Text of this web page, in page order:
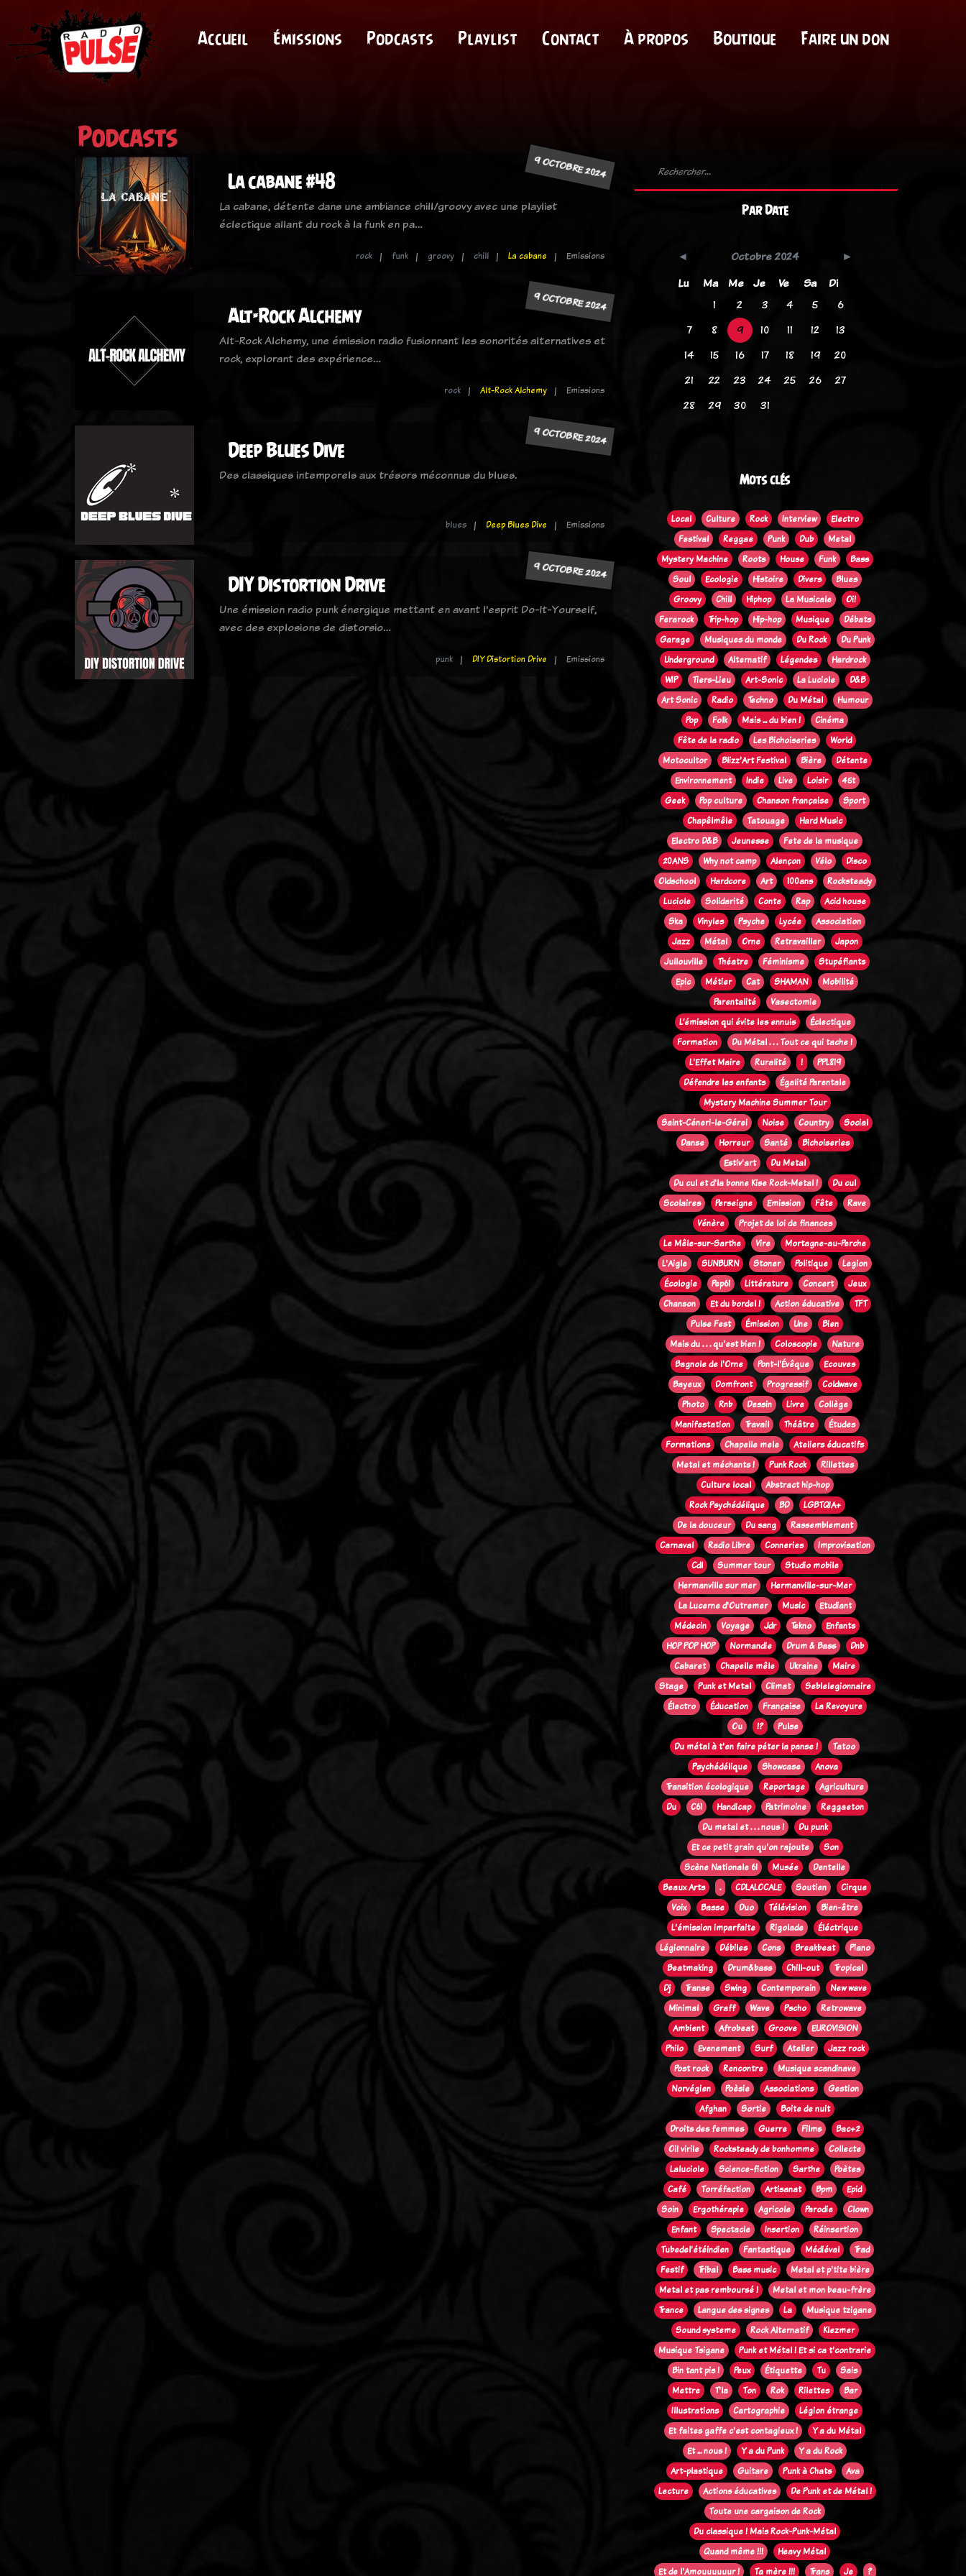
Accueil Émissions Podcasts Playlist Contact À propos Boutique Faire un don
Podcasts
9 OCTOBRE 2024
La cabane #48
La cabane, détente dans une ambiance chill/groovy avec une playlist
éclectique allant du rock à la funk en pa…
rock funk groovy chill La cabane Emissions
9 OCTOBRE 2024
Alt-Rock Alchemy
Alt-Rock Alchemy, une émission radio fusionnant les sonorités alternatives et
rock, explorant des expérience…
rock Alt-Rock Alchemy Emissions
9 OCTOBRE 2024
Deep Blues Dive
Des classiques intemporels aux trésors méconnus du blues.
blues Deep Blues Dive Emissions
9 OCTOBRE 2024
DIY Distortion Drive
Une émission radio punk énergique mettant en avant l'esprit Do-It-Yourself,
avec des explosions de distorsio…
punk DIY Distortion Drive Emissions
Par Date
Octobre 2024
Lu
Ma Me Je Ve Sa
Di
1
2 3 4 5
6
7
8 9 10 11 12
13
14
15 16 17 18 19
20
21
22 23 24 25 26
27
28
29 30 31
Mots clés
Local Culture Rock Interview
Electro
Festival
Reggae Punk Dub
Metal
Mystery Machine
Roots House Funk
Bass
Soul
Ecologie Histoire Divers
Blues
Groovy
Chill Hiphop La Musicale
Oi!
Ferarock
Trip-hop Hip-hop Musique
Débats
Garage
Musiques du monde Du Rock
Du Punk
Underground
Alternatif Légendes
Hardrock
WIP
Tiers-Lieu Art-Sonic La Luciole
D&B
Art Sonic
Radio Techno Du Métal
Humour
Pop
Folk Mais ... du bien !
Cinéma
Fête de la radio
Les Bichoiseries
World
Motocultor
Blizz'Art Festival Bière
Détente
Environnement
Indie Live Loisir
45t
Geek
Pop culture Chanson française
Sport
Chapêlmêle
Tatouage
Hard Music
Electro D&B
Jeunesse
Fete de la musique
20ANS
Why not camp Alençon Vélo
Disco
Oldschool
Hardcore Art 100ans
Rocksteady
Luciole
Solidarité Conte Rap
Acid house
Ska
Vinyles Psyche Lycée
Association
Jazz
Métal Orne Retravailler
Japon
Jullouville
Théatre Féminisme
Stupéfiants
Epic
Métier Cat SHAMAN
Mobilité
Parentalité
Vasectomie
L’émission qui évite les ennuis
Éclectique
Formation
Du Métal . . . Tout ce qui tache !
L'Effet Maire
Ruralité !
PPL819
Défendre les enfants
Égalité Parentale
Mystery Machine Summer Tour
Saint-Céneri-le-Gérei
Noise Country
Social
Danse
Horreur Santé
Bichoiseries
Estiv'art
Du Metal
Du cul et d'la bonne Kise Rock-Metal !
Du cul
Scolaires
Perseigne Emission Fête
Rave
Vénère
Projet de loi de finances
Le Mêle-sur-Sarthe
Vire
Mortagne-au-Perche
L'Aigle
SUNBURN Stoner Politique
Legion
Écologie
Pep61 Littérature Concert
Jeux
Chanson
Et du bordel ! Action éducative
TFT
Pulse Fest
Émission Une
Bien
Mais du . . . qu'est bien !
Coloscopie
Nature
Bagnole de l'Orne
Pont-l'Évêque
Ecouves
Bayeux
Domfront Progressif
Coldwave
Photo
Rnb Dessin Livre
Collège
Manifestation
Travail Théâtre
Études
Formations
Chapelle mele
Ateliers éducatifs
Metal et méchants !
Punk Rock
Rillettes
Culture local
Abstract hip-hop
Rock Psychédélique
BD
LGBTQIA+
De la douceur
Du sang
Rassemblement
Carnaval
Radio Libre Conneries
Improvisation
Cdl
Summer tour
Studio mobile
Hermanville sur mer
Hermanville-sur-Mer
La Lucerne d'Outremer
Music
Etudiant
Médecin
Voyage Jdr Tekno
Enfants
HOP POP HOP
Normandie Drum & Bass
Dnb
Cabaret
Chapelle mêle Ukraine
Maire
Stage
Punk et Metal Climat
Seblelegionnaire
Électro
Éducation Française
La Revoyure
Ou
!?
Pulse
Du métal à t'en faire péter la panse !
Tatoo
Psychédélique
Showcase
Anova
Transition écologique
Reportage
Agriculture
Du
C61 Handicap Patrimoine
Reggaeton
Du metal et . . . nous !
Du punk
Et ce petit grain qu'on rajoute
Son
Scène Nationale 61
Musée
Dentelle
Beaux Arts
. CDLALOCALE Soutien
Cirque
Voix
Basse Duo Télévision
Bien-être
L'émission imparfaite
Rigolade
Éléctrique
Légionnaire
Débiles Cons Breakbeat
Piano
Beatmaking
Drum&bass Chill-out
Tropical
Dj
Transe Swing Contemporain
New wave
Minimal
Graff Wave Pscho
Retrowave
Ambient
Afrobeat Groove
EUROVISION
Philo
Evenement Surf Atelier
Jazz rock
Post rock
Rencontre
Musique scandinave
Norvégien
Poèsie Associations
Gestion
Afghan
Sortie
Boite de nuit
Droits des femmes
Guerre Films
Bac+2
Oi! virile
Rocksteady de bonhomme
Collecte
Laluciole
Science-fiction Sarthe
Poètes
Café
Torréfaction Artisanat Bpm
Epid
Soin
Ergothérapie Agricole Parodie
Clown
Enfant
Spectacle Insertion
Réinsertion
Tubedel'étéindien
Fantastique Médiéval
Trad
Festif
Tribal Bass music
Metal et p'tite bière
Metal et pas remboursé !
Metal et mon beau-frère
Trance
Langue des signes La
Musique tzigane
Sound systeme
Rock Alternatif
Klezmer
Musique Tsigane
Punk et Métal ! Et si ca t'contrarie
Bin tant pis !
Peux Étiquette Tu
Sais
Mettre
T'la Ton Rok Rilettes
Bar
Illustrations
Cartographie
Légion étrange
Et faites gaffe c'est contagieux !
Y a du Métal
Et ... nous !
Y a du Punk
Y a du Rock
Art-plastique
Guitare Punk à Chats
Ava
Lecture
Actions éducatives
De Punk et de Métal !
Toute une cargaison de Rock
Du classique ! Mais Rock-Punk-Métal
Quand même !!!
Heavy Métal
Et de l'Amouuuuuur !
Ta mère !!! Trans Je ?